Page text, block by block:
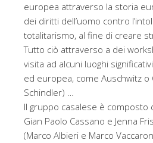
europea attraverso la storia
dei diritti dell’uomo contro
totalitarismo, al fine di creare
Tutto ciò attraverso a dei
visita ad alcuni luoghi
ed europea, come Auschwitz o
Schindler) …
Il gruppo casalese è composto
Gian Paolo Cassano e Jenna
(Marco Albieri e Marco